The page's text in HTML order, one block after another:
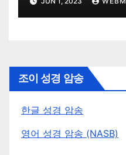
조이 성경 암송
한글 성경 암송
영어 성경 암송 (NASB)